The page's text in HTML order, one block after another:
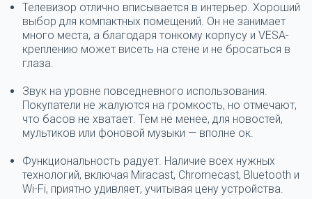
Телевизор отлично вписывается в интерьер. Хороший
выбор для компактных помещений. Он не занимает
много места, а благодаря тонкому корпусу и VESA-
креплению может висеть на стене и не бросаться в
глаза.
Звук на уровне повседневного использования.
Покупатели не жалуются на громкость, но отмечают,
что басов не хватает. Тем не менее, для новостей,
мультиков или фоновой музыки — вполне ок.
Функциональность радует. Наличие всех нужных
технологий, включая Miracast, Chromecast, Bluetooth и
Wi-Fi, приятно удивляет, учитывая цену устройства.